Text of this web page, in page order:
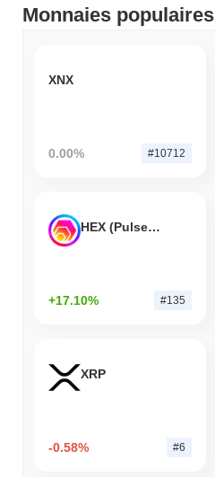
Monnaies populaires
XNX
0.00% #10712
HEX (Pulsechain)
+17.10% #135
XRP
-0.58% #6